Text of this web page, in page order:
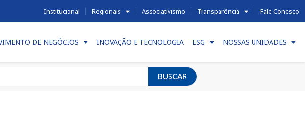
Institucional Regionais Associativismo Transparência Fale Conosco
DE NEGÓCIOS INOVAÇÃO E TECNOLOGIA ESG NOSSAS UNIDADES
BUSCAR